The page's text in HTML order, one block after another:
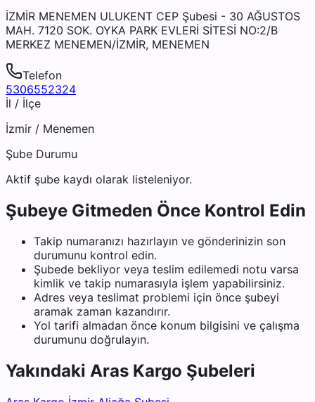
İZMİR MENEMEN ULUKENT CEP Şubesi - 30 AĞUSTOS
MAH. 7120 SOK. OYKA PARK EVLERİ SİTESİ NO:2/B
MERKEZ MENEMEN/İZMİR, MENEMEN
Telefon
5306552324
İl / İlçe
İzmir / Menemen
Şube Durumu
Aktif şube kaydı olarak listeleniyor.
Şubeye Gitmeden Önce Kontrol Edin
Takip numaranızı hazırlayın ve gönderinizin son
durumunu kontrol edin.
Şubede bekliyor veya teslim edilemedi notu varsa
kimlik ve takip numarasıyla işlem yapabilirsiniz.
Adres veya teslimat problemi için önce şubeyi
aramak zaman kazandırır.
Yol tarifi almadan önce konum bilgisini ve çalışma
durumunu doğrulayın.
Yakındaki Aras Kargo Şubeleri